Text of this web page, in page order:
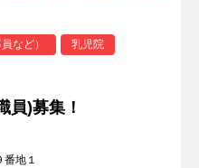
など） 乳児院
員)募集！
地１